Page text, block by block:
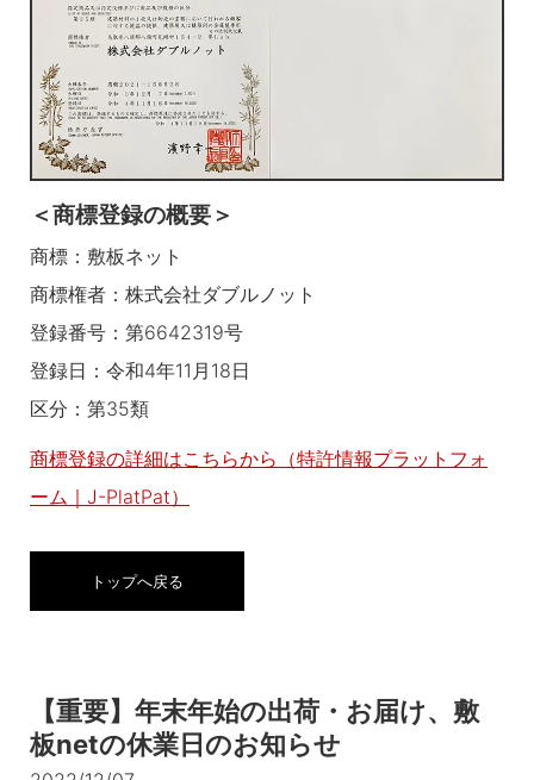
＜商標登録の概要＞
商標：敷板ネット
商標権者：株式会社ダブルノット
登録番号：第6642319号
登録日：令和4年11月18日
区分：第35類
商標登録の詳細はこちらから（特許情報プラットフォ
ーム｜J-PlatPat）
トップへ戻る
【重要】年末年始の出荷・お届け、敷
板netの休業日のお知らせ